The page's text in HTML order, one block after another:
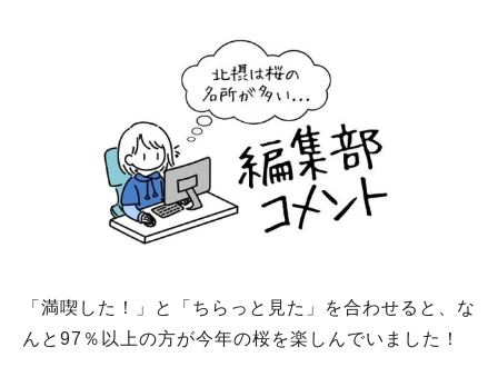
「満喫した！」と「ちらっと見た」を合わせると、な
んと97％以上の方が今年の桜を楽しんでいました！